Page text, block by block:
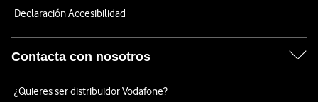
Declaración Accesibilidad
Contacta con nosotros
¿Quieres ser distribuidor Vodafone?